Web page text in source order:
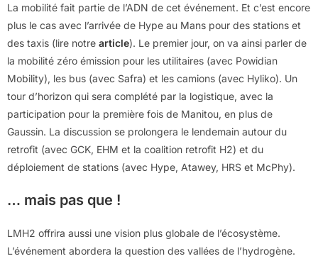
La mobilité fait partie de l’ADN de cet événement. Et c’est encore
plus le cas avec l’arrivée de Hype au Mans pour des stations et
des taxis (lire notre article). Le premier jour, on va ainsi parler de
la mobilité zéro émission pour les utilitaires (avec Powidian
Mobility), les bus (avec Safra) et les camions (avec Hyliko). Un
tour d’horizon qui sera complété par la logistique, avec la
participation pour la première fois de Manitou, en plus de
Gaussin. La discussion se prolongera le lendemain autour du
retrofit (avec GCK, EHM et la coalition retrofit H2) et du
déploiement de stations (avec Hype, Atawey, HRS et McPhy).
… mais pas que !
LMH2 offrira aussi une vision plus globale de l’écosystème.
L’événement abordera la question des vallées de l’hydrogène.